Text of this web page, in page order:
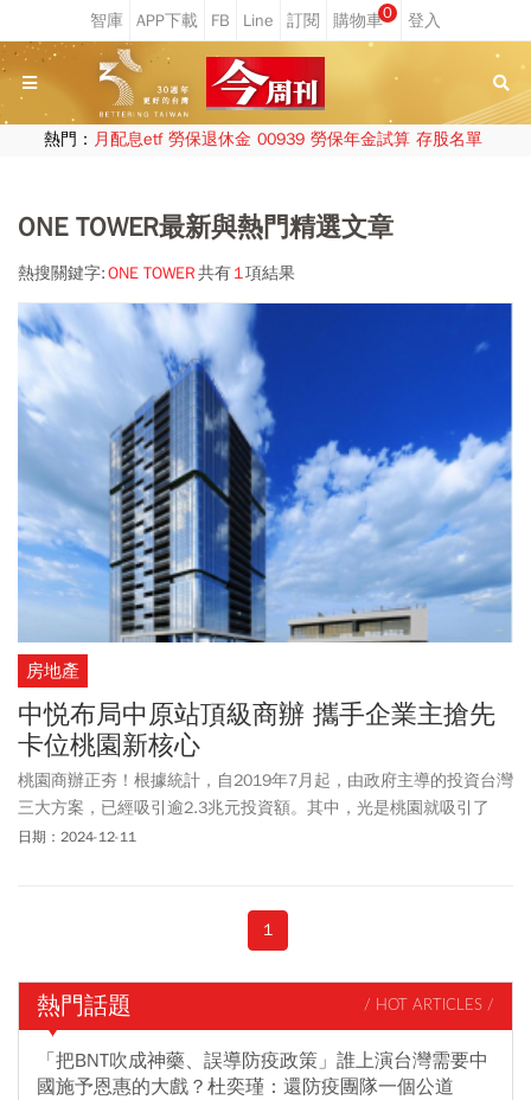
0
熱門： 月配息etf 勞保退休金 00939 勞保年金試算 存股名單
ONE TOWER最新與熱門精選文章
熱搜關鍵字:ONE TOWER共有1項結果
房地產
中悦布局中原站頂級商辦 攜手企業主搶先
卡位桃園新核心
桃園商辦正夯！根據統計，自2019年7月起，由政府主導的投資台灣
三大方案，已經吸引逾2.3兆元投資額。其中，光是桃園就吸引了
4000多億元，更創造了3萬多個就業機會，投資金額及創造就業人數
日期：2024-12-11
1
熱門話題 / HOT ARTICLES /
「把BNT吹成神藥、誤導防疫政策」誰上演台灣需要中
國施予恩惠的大戲？杜奕瑾：還防疫團隊一個公道